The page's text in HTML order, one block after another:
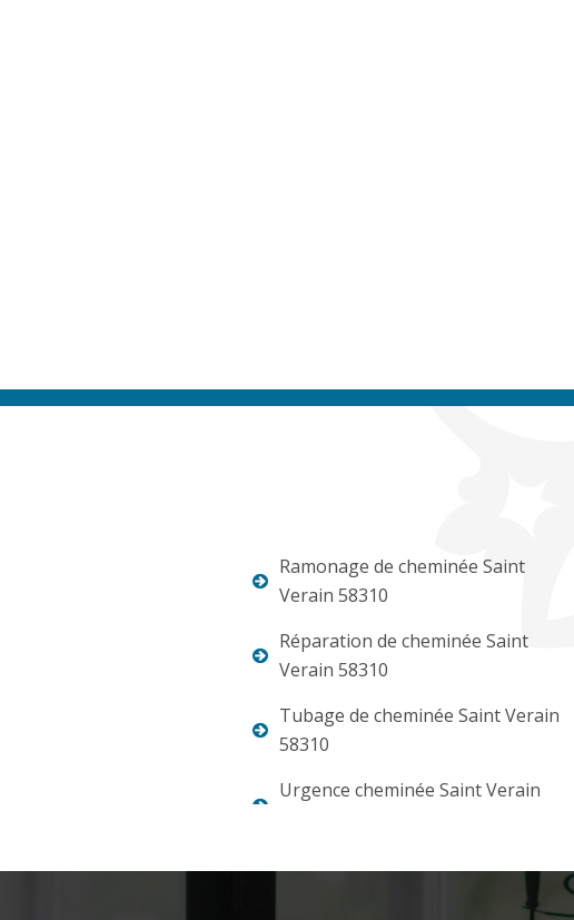
Ramonage de cheminée Saint
Verain 58310
Réparation de cheminée Saint
Verain 58310
Tubage de cheminée Saint Verain
58310
Urgence cheminée Saint Verain